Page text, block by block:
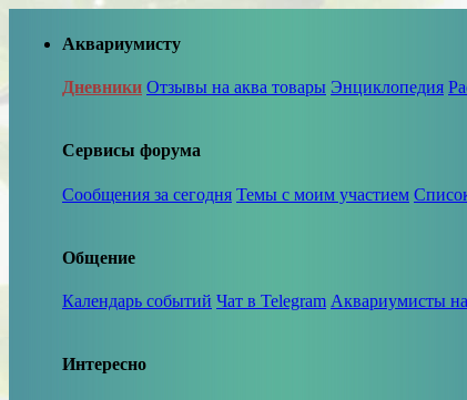
Аквариумисту
Дневники Отзывы на аква товары Энциклопедия
Сервисы форума
Сообщения за сегодня Темы с моим участием
Общение
Календарь событий Чат в Telegram Аквариумисты
Интересно